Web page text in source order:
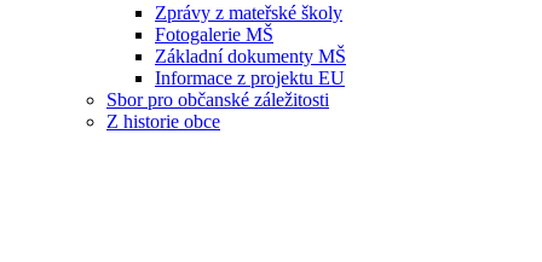
Zprávy z mateřské školy
Fotogalerie MŠ
Základní dokumenty MŠ
Informace z projektu EU
Sbor pro občanské záležitosti
Z historie obce